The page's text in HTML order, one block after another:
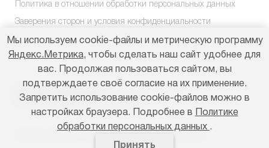
Политика в отношении обработки персональных данных
Заверения сторон и условия конфиденциальности
РЕГИОНАЛЬНЫЕ
ПРЕДСТАВИТЕЛЬСТВА
Мы используем cookie-файлы и метрическую программу
Яндекс.Метрика, чтобы сделать наш сайт удобнее для
вас. Продолжая пользоваться сайтом, вы
подтверждаете своё согласие на их применение.
Запретить использование cookie-файлов можно в
настройках браузера. Подробнее в
Политике
обработки персональных данных .
Принять